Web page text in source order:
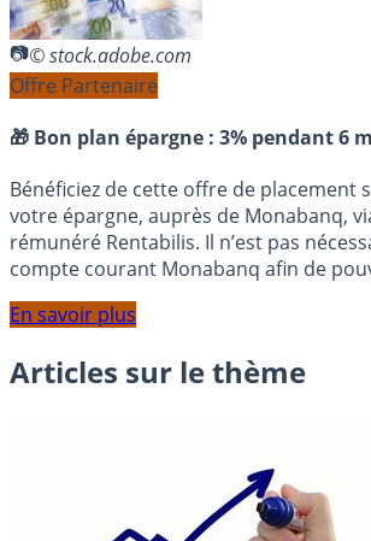
© stock.adobe.com
Offre Partenaire
🎁 Bon plan épargne : 3% pendant 6
Bénéficiez de cette offre de placement
votre épargne, auprès de Monabanq,
rémunéré Rentabilis. Il n’est pas
compte courant Monabanq afin de
En savoir plus
Articles sur le thème